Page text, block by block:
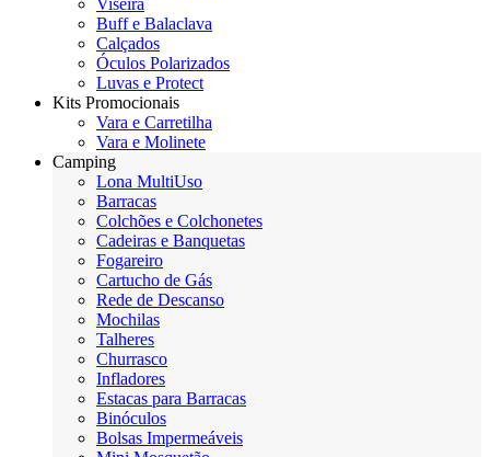
Viseira
Buff e Balaclava
Calçados
Óculos Polarizados
Luvas e Protect
Kits Promocionais
Vara e Carretilha
Vara e Molinete
Camping
Lona MultiUso
Barracas
Colchões e Colchonetes
Cadeiras e Banquetas
Fogareiro
Cartucho de Gás
Rede de Descanso
Mochilas
Talheres
Churrasco
Infladores
Estacas para Barracas
Binóculos
Bolsas Impermeáveis